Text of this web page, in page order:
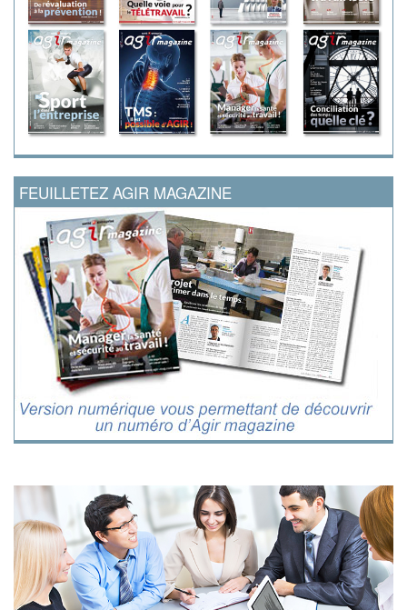
FEUILLETEZ AGIR MAGAZINE